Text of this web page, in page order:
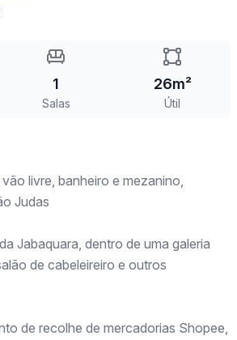
1
Salas
26m²
Útil
livre, banheiro e mezanino,
Judas
Jabaquara, dentro de uma galeria
de cabeleireiro e outros
de recolhe de mercadorias Shopee,